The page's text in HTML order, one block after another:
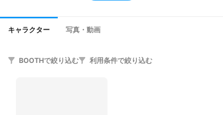
キャラクター 写真・動画
BOOTHで絞り込む 利用条件で絞り込む